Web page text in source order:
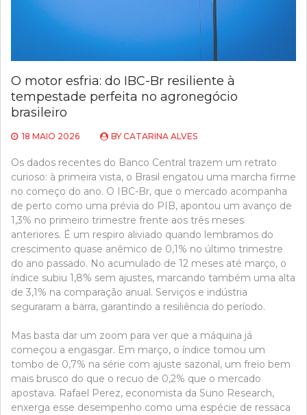
O motor esfria: do IBC-Br resiliente à
tempestade perfeita no agronegócio
brasileiro
18 MAIO 2026 BY CATARINA ALVES
Os dados recentes do Banco Central trazem um retrato
curioso: à primeira vista, o Brasil engatou uma marcha firme
no começo do ano. O IBC-Br, que o mercado acompanha
de perto como uma prévia do PIB, apontou um avanço de
1,3% no primeiro trimestre frente aos três meses
anteriores. É um respiro aliviado quando lembramos do
crescimento quase anêmico de 0,1% no último trimestre
do ano passado. No acumulado de 12 meses até março, o
índice subiu 1,8% sem ajustes, marcando também uma alta
de 3,1% na comparação anual. Serviços e indústria
seguraram a barra, garantindo a resiliência do período.
Mas basta dar um zoom para ver que a máquina já
começou a engasgar. Em março, o índice tomou um
tombo de 0,7% na série com ajuste sazonal, um freio bem
mais brusco do que o recuo de 0,2% que o mercado
apostava. Rafael Perez, economista da Suno Research,
enxerga esse desempenho como uma espécie de ressaca